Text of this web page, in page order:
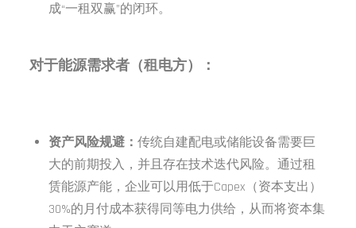
成“一租双赢”的闭环。
对于能源需求者（租电方）：
资产风险规避：传统自建配电或储能设备需要巨
大的前期投入，并且存在技术迭代风险。通过租
赁能源产能，企业可以用低于Capex（资本支出）
30%的月付成本获得同等电力供给，从而将资本集